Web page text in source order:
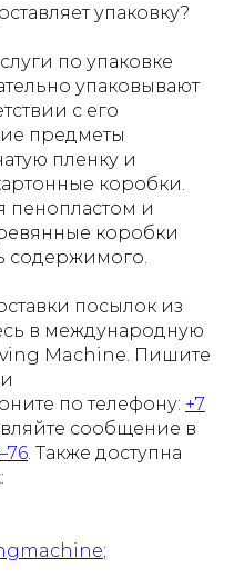
упаковку?
по упаковке
упаковывают
с его
предметы
пленку и
коробки.
пенопластом и
коробки
содержимого.
посылок из
в международную
Machine. Пишите
по телефону: +7
сообщение в
. Также доступна
;